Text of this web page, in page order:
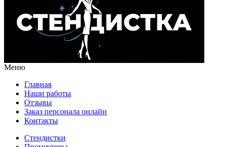
Меню
Главная
Наши работы
Отзывы
Заказ персонала онлайн
Контакты
Стендистки